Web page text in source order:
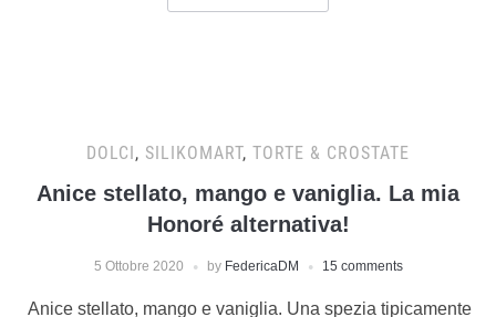
DOLCI, SILIKOMART, TORTE & CROSTATE
Anice stellato, mango e vaniglia. La mia
Honoré alternativa!
5 Ottobre 2020 by FedericaDM 15 comments
Anice stellato, mango e vaniglia. Una spezia tipicamente